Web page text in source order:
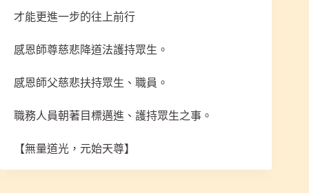
才能更進一步的往上前行
感恩師尊慈悲降道法護持眾生。
感恩師父慈悲扶持眾生、職員。
職務人員朝著目標邁進、護持眾生之事。
【無量道光，元始天尊】